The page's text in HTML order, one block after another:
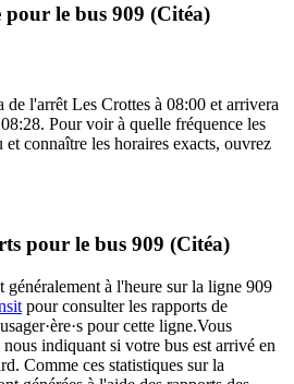
pour le bus 909 (Citéa)
l'arrêt Les Crottes à 08:00 et arrivera
Pour voir à quelle fréquence les
connaître les horaires exacts, ouvrez
pour le bus 909 (Citéa)
généralement à l'heure sur la ligne 909
pour consulter les rapports de
pour cette ligne.Vous
indiquant si votre bus est arrivé en
Comme ces statistiques sur la